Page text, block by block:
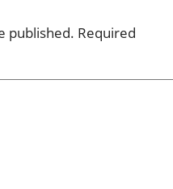
published. Required